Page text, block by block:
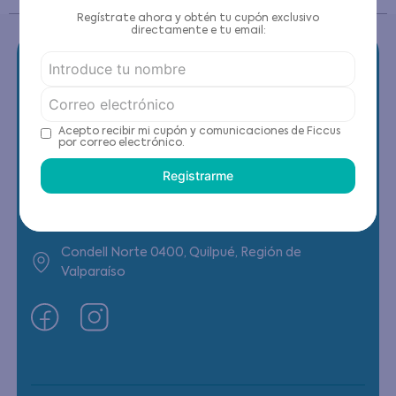
Contáctanos
(22) 6178818 - Compras Internet
Condell Norte 0400, Quilpué, Región de
Valparaíso
Regístrate ahora y obtén tu cupón exclusivo
directamente e tu email:
Acepto recibir mi cupón y comunicaciones de Ficcus
por correo electrónico.
Registrarme